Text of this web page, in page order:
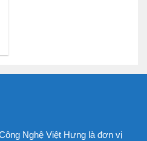
Nghệ Việt Hưng là đơn vị